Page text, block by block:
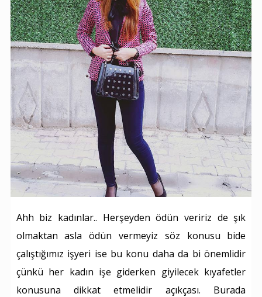
Ahh biz kadınlar.. Herşeyden ödün veririz de şık
olmaktan asla ödün vermeyiz söz konusu bide
çalıştığımız işyeri ise bu konu daha da bi önemlidir
çünkü her kadın işe giderken giyilecek kıyafetler
konusuna dikkat etmelidir açıkçası. Burada